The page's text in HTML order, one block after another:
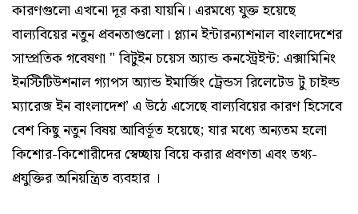
কারণগুলো এখনো দূর করা যায়নি। এরমধ্যে যুক্ত হয়েছে
বাল্যবিয়ের নতুন প্রবনতাগুলো। প্ল্যান ইন্টারন্যাশনাল বাংলাদেশের
সাম্প্রতিক গবেষণা " বিটুইন চয়েস অ্যান্ড কনস্ট্রেইন্ট: এক্সামিনিং
ইনস্টিটিউশনাল গ্যাপস অ্যান্ড ইমার্জিং ট্রেন্ডস রিলেটেড টু চাইল্ড
ম্যারেজ ইন বাংলাদেশ’ এ উঠে এসেছে বাল্যবিয়ের কারণ হিসেবে
বেশ কিছু নতুন বিষয় আবির্ভূত হয়েছে; যার মধ্যে অন্যতম হলো
কিশোর-কিশোরীদের স্বেচ্ছায় বিয়ে করার প্রবণতা এবং তথ্য-
প্রযুক্তির অনিয়ন্ত্রিত ব্যবহার ।